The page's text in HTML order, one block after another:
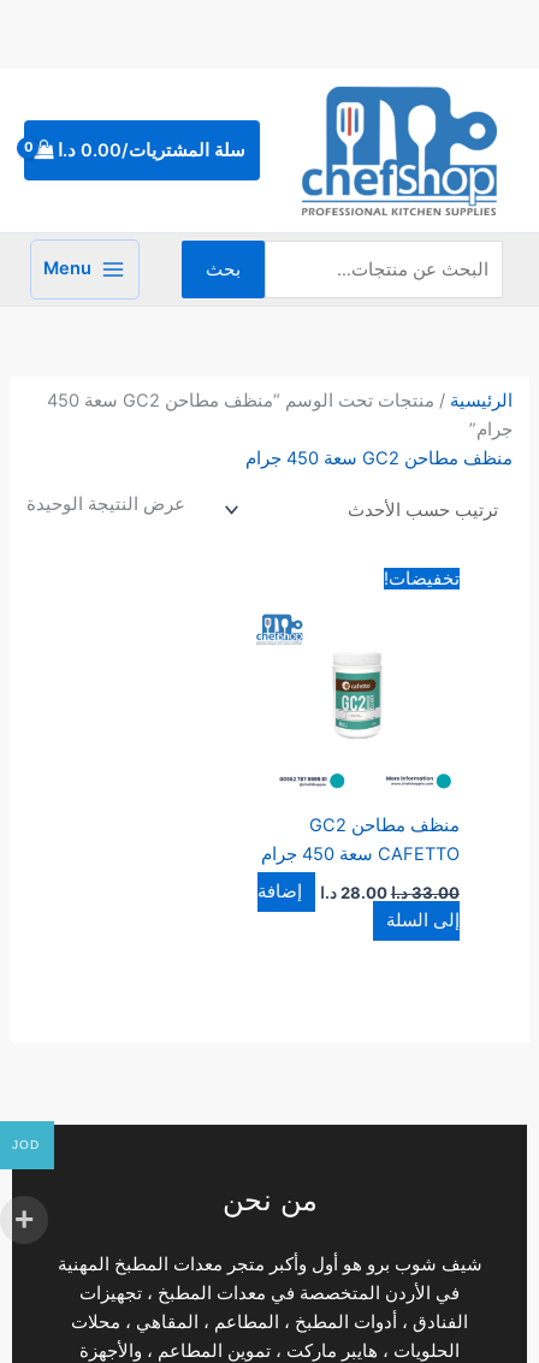
سلة المشتريات/0.00 د.ا
عن:
بحث Menu
الرئيسية
/ منتجات تحت الوسم “منظف مطاحن GC2 سعة 450
جرام”
منظف مطاحن GC2 سعة 450 جرام
عرض النتيجة الوحيدة
تخفيضات!
منظف مطاحن GC2
CAFETTO سعة 450 جرام
33.00د.ا
السعر
الأصلي
28.00 د.ا
28.00 د.ا.
إضافة
إلى السلة
من نحن
شيف شوب برو هو أول وأكبر متجر معدات المطبخ المهنية
في الأردن المتخصصة في معدات المطبخ ، تجهيزات
الفنادق ، أدوات المطبخ ، المطاعم ، المقاهي ، محلات
الحلويات ، هايبر ماركت ، تموين المطاعم ، والأجهزة
JOD